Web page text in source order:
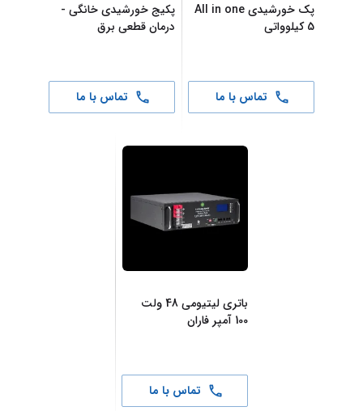
پک خورشیدی All in one
5 کیلوواتی
تماس با ما
پکیج خورشیدی خانگی -
درمان قطعی برق
تماس با ما
باتری لیتیومی 48 ولت
100 آمپر فاران
تماس با ما